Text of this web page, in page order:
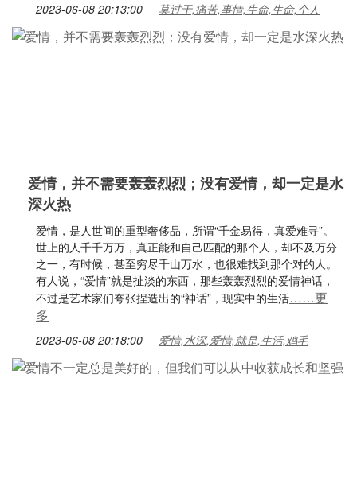
2023-06-08 20:13:00 莫过于,痛苦,事情,生命,生命,个人
爱情，并不需要轰轰烈烈；没有爱情，却一定是水
深火热
爱情，是人世间的重型奢侈品，所谓“千金易得，真爱难寻”。
世上的人千千万万，真正能和自己匹配的那个人，却不及万分
之一，有时候，甚至穷尽千山万水，也很难找到那个对的人。
有人说，“爱情”就是扯淡的东西，那些轰轰烈烈的爱情神话，
不过是艺术家们夸张捏造出的“神话”，现实中的生活……更
多
2023-06-08 20:18:00 爱情,水深,爱情,就是,生活,鸡毛